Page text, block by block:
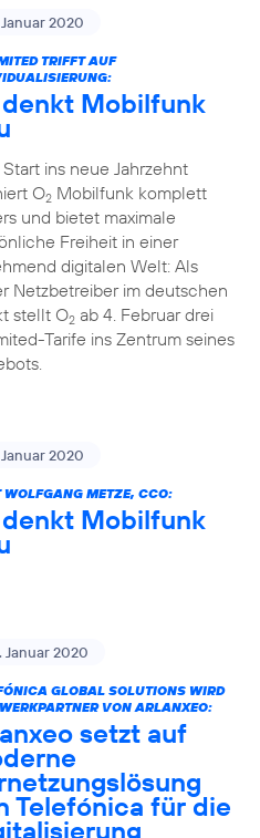
Januar 2020
TRIFFT AUF
denkt Mobilfunk
ins neue Jahrzehnt
O2Mobilfunk komplett
und bietet maximale
Freiheit in einer
digitalen Welt: Als
Netzbetreiber im deutschen
stellt O2ab 4. Februar drei
Tarife ins Zentrum seines
Januar 2020
WOLFGANG METZE, CCO:
denkt Mobilfunk
Januar 2020
GLOBAL SOLUTIONS WIRD
VON ARLANXEO:
setzt auf
Telefónica für die